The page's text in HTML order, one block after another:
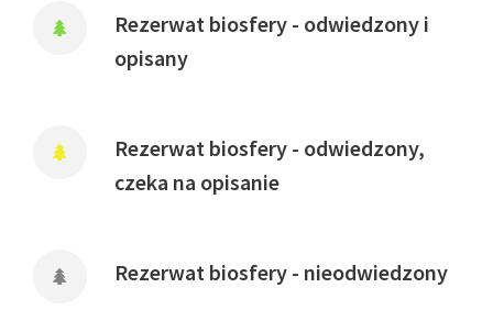
Rezerwat biosfery - odwiedzony i
opisany
Rezerwat biosfery - odwiedzony,
czeka na opisanie
Rezerwat biosfery - nieodwiedzony